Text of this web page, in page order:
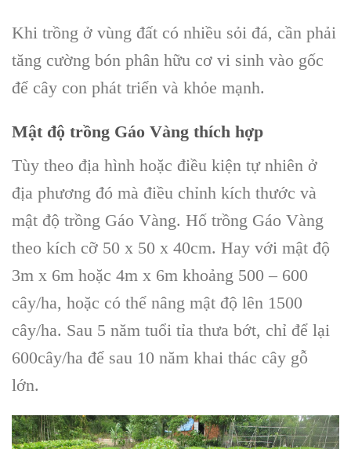
Khi trồng ở vùng đất có nhiều sỏi đá, cần phải
tăng cường bón phân hữu cơ vi sinh vào gốc
để cây con phát triển và khỏe mạnh.
Mật độ trồng Gáo Vàng thích hợp
Tùy theo địa hình hoặc điều kiện tự nhiên ở
địa phương đó mà điều chỉnh kích thước và
mật độ trồng Gáo Vàng. Hố trồng Gáo Vàng
theo kích cỡ 50 x 50 x 40cm. Hay với mật độ
3m x 6m hoặc 4m x 6m khoảng 500 – 600
cây/ha, hoặc có thể nâng mật độ lên 1500
cây/ha. Sau 5 năm tuổi tỉa thưa bớt, chỉ để lại
600cây/ha để sau 10 năm khai thác cây gỗ
lớn.